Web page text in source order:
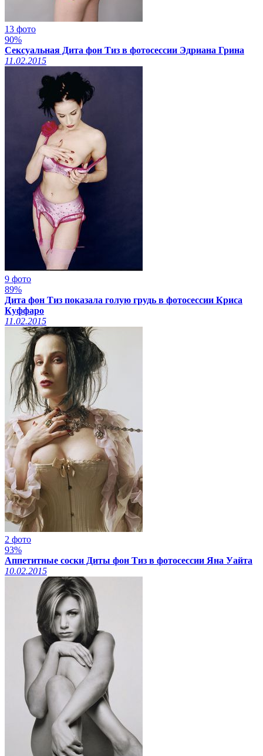
13 фото
90%
Сексуальная Дита фон Тиз в фотосессии Эдриана Грина
11.02.2015
9 фото
89%
Дита фон Тиз показала голую грудь в фотосессии Криса
Куффаро
11.02.2015
2 фото
93%
Аппетитные соски Диты фон Тиз в фотосессии Яна Уайта
10.02.2015